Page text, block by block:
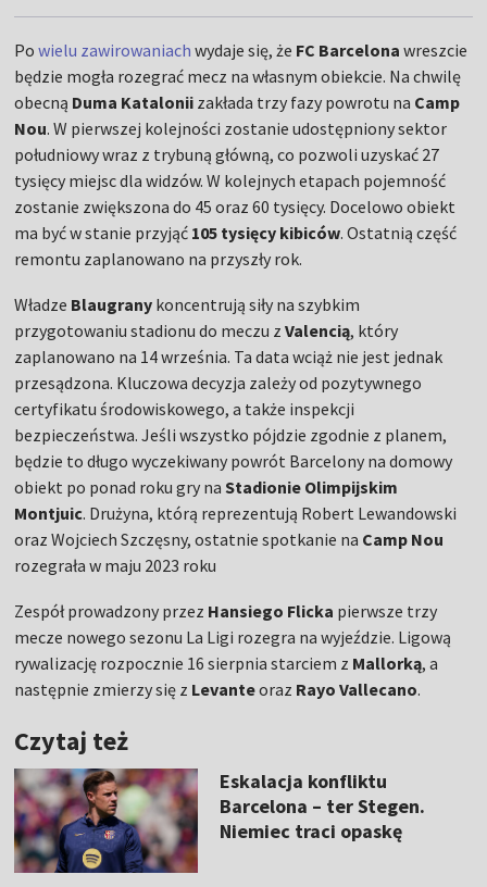
Powielu zawirowaniach wydaje się, że FC Barcelona wreszcie
będzie mogła rozegrać mecz na własnym obiekcie. Na chwilę
obecną Duma Katalonii zakłada trzy fazy powrotu na Camp
Nou. W pierwszej kolejności zostanie udostępniony sektor
południowy wraz z trybuną główną, co pozwoli uzyskać 27
tysięcy miejsc dla widzów. W kolejnych etapach pojemność
zostanie zwiększona do 45 oraz 60 tysięcy. Docelowo obiekt
ma być w stanie przyjąć 105 tysięcy kibiców. Ostatnią część
remontu zaplanowano na przyszły rok.
Władze Blaugrany koncentrują siły na szybkim
przygotowaniu stadionu do meczu zValencią, który
zaplanowano na 14 września. Ta data wciąż nie jest jednak
przesądzona. Kluczowa decyzja zależy od pozytywnego
certyfikatu środowiskowego, a także inspekcji
bezpieczeństwa. Jeśli wszystko pójdzie zgodnie z planem,
będzie to długo wyczekiwany powrót Barcelony na domowy
obiekt po ponad roku gry naStadionie Olimpijskim
Montjuic. Drużyna, którą reprezentują Robert Lewandowski
oraz Wojciech Szczęsny, ostatnie spotkanie na Camp Nou
rozegrała w maju 2023 roku
Zespół prowadzony przez Hansiego Flicka pierwsze trzy
mecze nowego sezonu La Ligi rozegra na wyjeździe. Ligową
rywalizację rozpocznie 16 sierpnia starciem z Mallorką, a
następnie zmierzy się z Levanteoraz Rayo Vallecano.
Czytaj też
Eskalacja konfliktu
Barcelona – ter Stegen.
Niemiec traci opaskę